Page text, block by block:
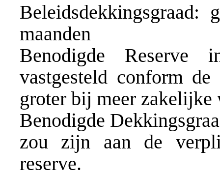
Beleidsdekkingsgraad:
maanden
Benodigde Reserve
vastgesteld conform
groter bij meer zakelijke
Benodigde
zou zijn aan de
reserve.